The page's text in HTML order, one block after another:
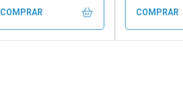
COMPRAR COMPRAR